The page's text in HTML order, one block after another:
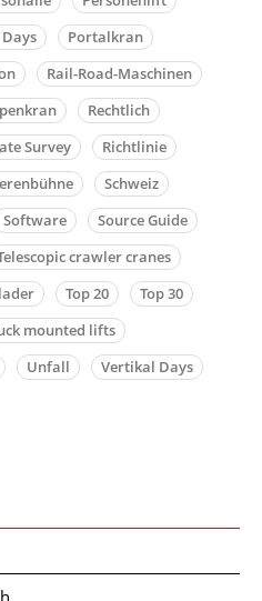
Portalkran
Rail-Road-Maschinen
Rechtlich
Survey
Richtlinie
Schweiz
Software
Source Guide
crawler cranes
Top 20
Top 30
mounted lifts
Unfall
Vertikal Days